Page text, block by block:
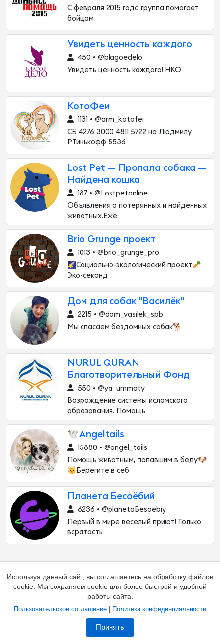
С февраля 2015 года группа помогает
бойцам
Увидеть ценность каждого
450 • @blagoedelo
Увидеть ценность каждого! НКО
КотоФеи
1131 • @arm_kotofei
СБ 4276 3000 4811 5722 на Людмилу
РТинькофф 5536
Lost Pet — Пропала собака —
Найдена кошка
187 • @Lostpetonline
Объявления о потерянных и найденных
животных.Еже
Brio Grunge проект
1013 • @brio_grunge_pro
🌠Социально-экологический проект🥕
Эко-секонд
Дом для собак "Василёк"
2215 • @dom_vasilek_spb
Мы спасаем бездомных собак🐕
NURUL QURAN
Благотворительный Фонд
550 • @ya_ummaty
Возрождение системы исламского
образования. Помощь
🕊️Angeltails
15880 • @angel_tails
Помощь животным, попавшим в беду🐶
🐱Берегите в себ
Планета Бесоёбий
6236 • @planetaBesoebiy
Первый в мире веселый приют! Только
всратость
Контакты
Используя данный сайт, вы соглашаетесь на обработку файлов
cookie. Мы сохраняем cookie для более быстрой и удобной
работы сайта.
Пользовательское соглашение | Политика конфиденциальности
Принять